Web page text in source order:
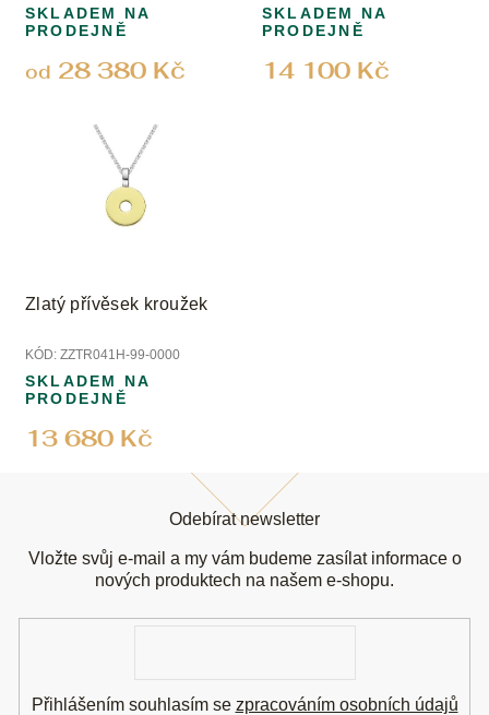
od 28 380 Kč
SKLADEM NA
PRODEJNĚ
14 100 Kč
SKLADEM NA
PRODEJNĚ
Zlatý přívěsek kroužek
KÓD: ZZTR041H-99-0000
13 680 Kč
SKLADEM NA
PRODEJNĚ
Odebírat newsletter
Vložte svůj e-mail a my vám budeme zasílat informace o
nových produktech na našem e-shopu.
Přihlášením souhlasím se zpracováním osobních údajů